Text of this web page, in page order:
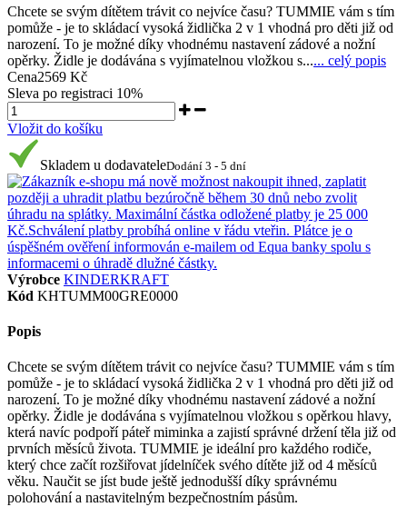
Chcete se svým dítětem trávit co nejvíce času? TUMMIE vám s tím
pomůže - je to skládací vysoká židlička 2 v 1 vhodná pro děti již od
narození. To je možné díky vhodnému nastavení zádové a nožní
opěrky. Židle je dodávána s vyjímatelnou vložkou s...... celý popis
Cena2569 Kč
Sleva po registraci 10%
Vložit do košíku
Skladem u dodavateleDodání 3 - 5 dní
Výrobce KINDERKRAFT
Kód KHTUMM00GRE0000
Popis
Chcete se svým dítětem trávit co nejvíce času? TUMMIE vám s tím
pomůže - je to skládací vysoká židlička 2 v 1 vhodná pro děti již od
narození. To je možné díky vhodnému nastavení zádové a nožní
opěrky. Židle je dodávána s vyjímatelnou vložkou s opěrkou hlavy,
která navíc podpoří páteř miminka a zajistí správné držení těla již od
prvních měsíců života. TUMMIE je ideální pro každého rodiče,
který chce začít rozšiřovat jídelníček svého dítěte již od 4 měsíců
věku. Naučit se jíst bude ještě jednodušší díky správnému
polohování a nastavitelným bezpečnostním pásům.